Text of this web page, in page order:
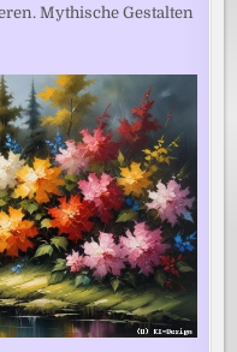
Mythische Gestalten